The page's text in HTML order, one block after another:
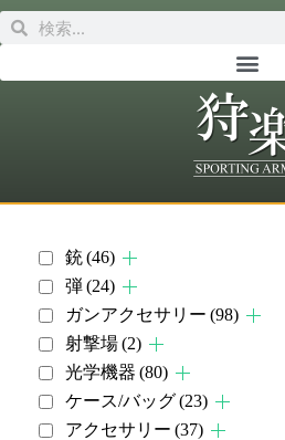
銃(46)
弾(24)
ガンアクセサリー (98)
射撃場(2)
光学機器 (80)
ケース/バッグ(23)
アクセサリー (37)